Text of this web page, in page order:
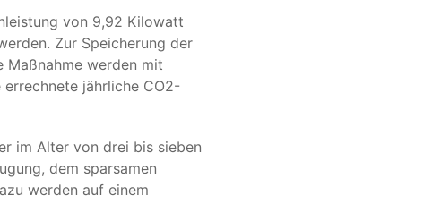
von 9,92 Kilowatt
Zur Speicherung der
Maßnahme werden mit
jährliche CO2-
im Alter von drei bis sieben
dem sparsamen
werden auf einem